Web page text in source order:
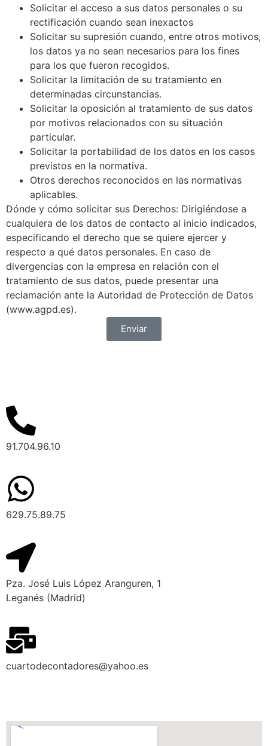
Solicitar el acceso a sus datos personales o su
rectificación cuando sean inexactos
Solicitar su supresión cuando, entre otros motivos,
los datos ya no sean necesarios para los fines
para los que fueron recogidos.
Solicitar la limitación de su tratamiento en
determinadas circunstancias.
Solicitar la oposición al tratamiento de sus datos
por motivos relacionados con su situación
particular.
Solicitar la portabilidad de los datos en los casos
previstos en la normativa.
Otros derechos reconocidos en las normativas
aplicables.
Dónde y cómo solicitar sus Derechos: Dirigiéndose a
cualquiera de los datos de contacto al inicio indicados,
especificando el derecho que se quiere ejercer y
respecto a qué datos personales. En caso de
divergencias con la empresa en relación con el
tratamiento de sus datos, puede presentar una
reclamación ante la Autoridad de Protección de Datos
(www.agpd.es).
Enviar
91.704.96.10
629.75.89.75
Pza. José Luis López Aranguren, 1
Leganés (Madrid)
cuartodecontadores@yahoo.es